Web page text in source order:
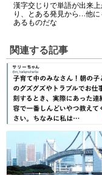
漢字交じりで単語が出来
り、とある発見から…他に
あるものだな
関連する記事